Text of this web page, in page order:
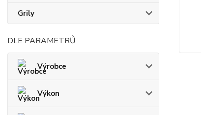
Grily
DLE PARAMETRŮ
Výrobce
Výkon